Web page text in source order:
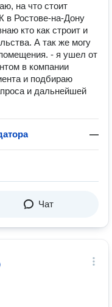
на что стоит
в Ростове-на-Дону
кто как строит и
А так же могу
- я ушел от
в компании
и подбираю
и дальнейшей
—
Чат